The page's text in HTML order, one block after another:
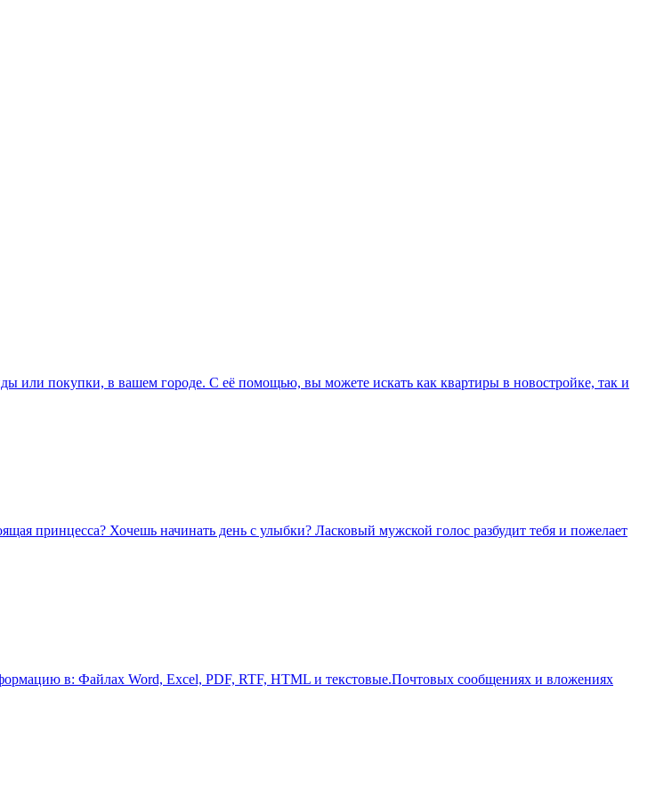
или покупки, в вашем городе. С её помощью, вы можете искать как квартиры в новостройке, так и
принцесса? Хочешь начинать день с улыбки? Ласковый мужской голос разбудит тебя и пожелает
в: Файлах Word, Excel, PDF, RTF, HTML и текстовые.Почтовых сообщениях и вложениях